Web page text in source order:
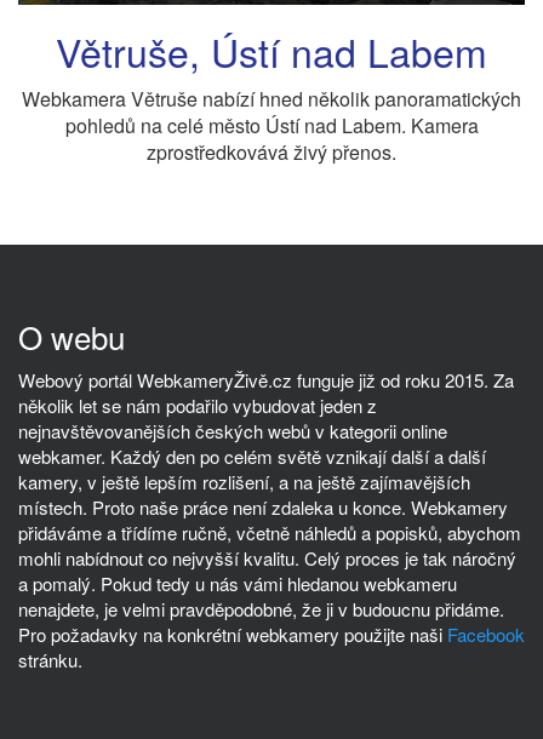
Větruše, Ústí nad Labem
Webkamera Větruše nabízí hned několik panoramatických
pohledů na celé město Ústí nad Labem. Kamera
zprostředkovává živý přenos.
O webu
Webový portál WebkameryŽivě.cz funguje již od roku 2015. Za
několik let se nám podařilo vybudovat jeden z
nejnavštěvovanějších českých webů v kategorii online
webkamer. Každý den po celém světě vznikají další a další
kamery, v ještě lepším rozlišení, a na ještě zajímavějších
místech. Proto naše práce není zdaleka u konce. Webkamery
přidáváme a třídíme ručně, včetně náhledů a popisků, abychom
mohli nabídnout co nejvyšší kvalitu. Celý proces je tak náročný
a pomalý. Pokud tedy u nás vámi hledanou webkameru
nenajdete, je velmi pravděpodobné, že ji v budoucnu přidáme.
Pro požadavky na konkrétní webkamery použijte naši Facebook
stránku.